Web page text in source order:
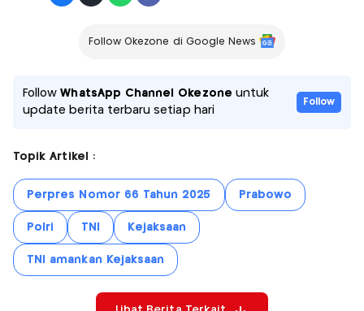
Follow Okezone di Google News
FollowWhatsApp Channel Okezone untuk
update berita terbaru setiap hari
Follow
Topik Artikel :
Perpres Nomor 66 Tahun 2025 Prabowo
Polri TNI Kejaksaan
TNI amankan Kejaksaan